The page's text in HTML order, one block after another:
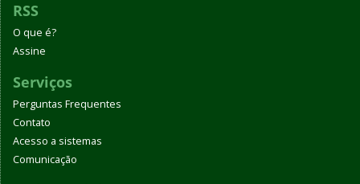
RSS
O que é?
Assine
Serviços
Perguntas Frequentes
Contato
Acesso a sistemas
Comunicação